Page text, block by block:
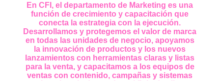
En CFI, el departamento de Marketing es una
función de crecimiento y capacitación que
conecta la estrategia con la ejecución.
Desarrollamos y protegemos el valor de marca
en todas las unidades de negocio, apoyamos
la innovación de productos y los nuevos
lanzamientos con herramientas claras y listas
para la venta, y capacitamos a los equipos de
ventas con contenido, campañas y sistemas